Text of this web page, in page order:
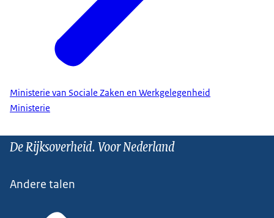
Ministerie van Sociale Zaken en Werkgelegenheid
Ministerie
De Rijksoverheid. Voor Nederland
Andere talen